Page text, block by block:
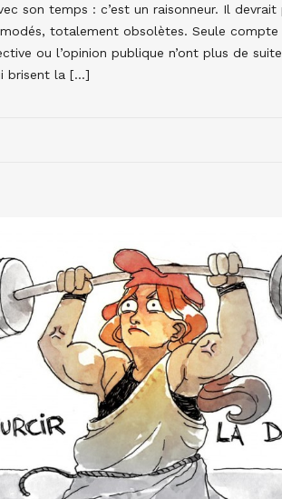
son temps : c’est un raisonneur. Il
totalement obsolètes. Seule compte
ou l’opinion publique n’ont plus de
brisent la […]